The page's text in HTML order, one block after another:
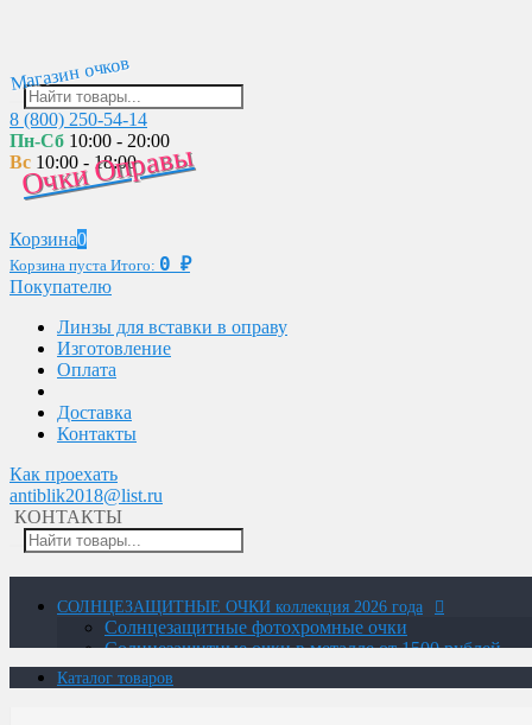
Очки Оправы
Магазин очков
8 (800) 250-54-14
Пн-Сб 10:00 - 20:00
Вс 10:00 - 18:00
Корзина0
Корзина пуста Итого: 0 ₽
Покупателю
Линзы для вставки в оправу
Изготовление
Оплата
Доставка
Контакты
Как проехать
antiblik2018@list.ru
КОНТАКТЫ
СОЛНЦЕЗАЩИТНЫЕ ОЧКИ коллекция 2026 года
Солнцезащитные фотохромные очки
Солнцезащитные очки в металле от 1500 рублей
Солнцезащитные очки в пластике от 1200 рублей
Солнцезащитные очки детские от 700 рублей
Каталог товаров